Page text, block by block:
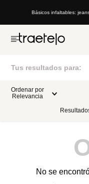
Básicos infaltables:
Tus resultados para:
Ordenar por
Relevancia
No se